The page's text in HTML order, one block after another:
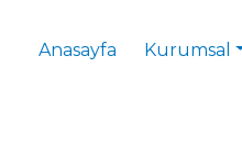
Anasayfa Kurumsal